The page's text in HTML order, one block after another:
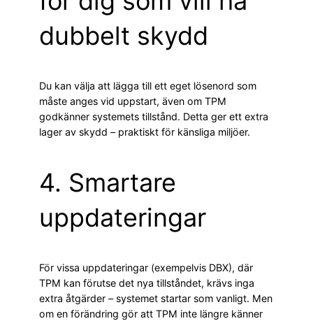
dubbelt skydd
Du kan välja att lägga till ett eget lösenord som
måste anges vid uppstart, även om TPM
godkänner systemets tillstånd. Detta ger ett extra
lager av skydd – praktiskt för känsliga miljöer.
4. Smartare
uppdateringar
För vissa uppdateringar (exempelvis DBX), där
TPM kan förutse det nya tillståndet, krävs inga
extra åtgärder – systemet startar som vanligt. Men
om en förändring gör att TPM inte längre känner